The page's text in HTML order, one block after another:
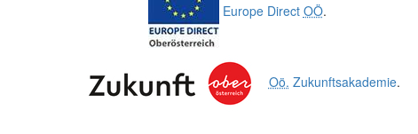
Europe Direct OÖ.
Oö. Zukunftsakademie.